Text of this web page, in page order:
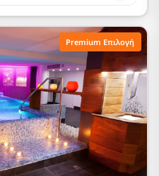
Premium Επιλογή